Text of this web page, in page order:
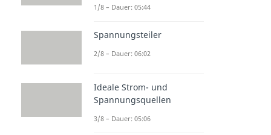
1/8 – Dauer: 05:44
Spannungsteiler
2/8 – Dauer: 06:02
Ideale Strom- und
Spannungsquellen
3/8 – Dauer: 05:06